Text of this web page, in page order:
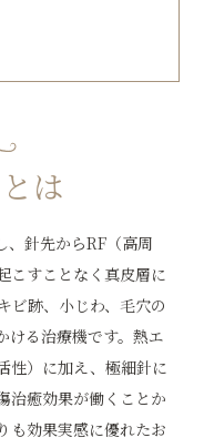
は
、針先からRF（高周
こすことなく真皮層に
ビ跡、小じわ、毛穴の
ける治療機です。熱エ
性）に加え、極細針に
治癒効果が働くことか
も効果実感に優れたお